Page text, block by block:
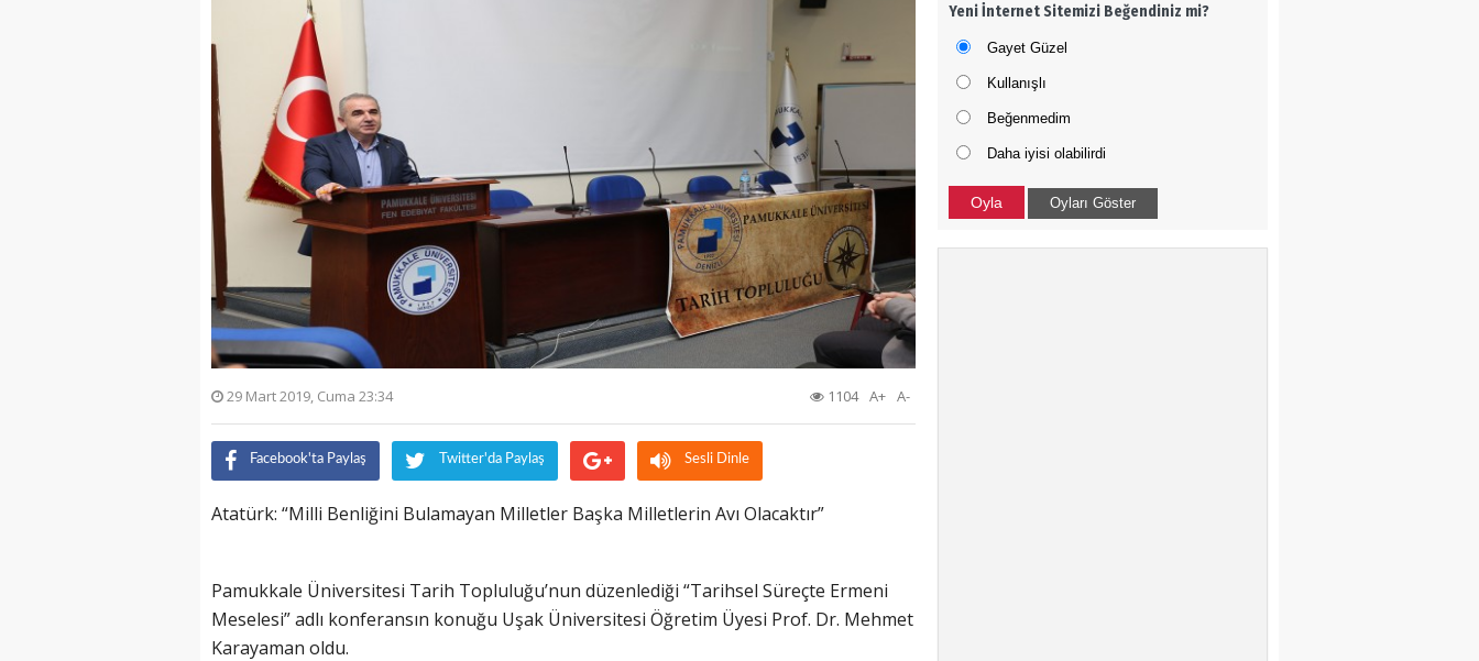
29 Mart 2019, Cuma 23:34 A-
A+
1104
Facebook'ta Paylaş Twitter'da Paylaş Sesli Dinle
Atatürk: “Milli Benliğini Bulamayan Milletler Başka Milletlerin Avı Olacaktır”
Pamukkale Üniversitesi Tarih Topluluğu’nun düzenlediği “Tarihsel Süreçte Ermeni
Meselesi” adlı konferansın konuğu Uşak Üniversitesi Öğretim Üyesi Prof. Dr. Mehmet
Karayaman oldu.
Dava adamı olmak
SİZİN ÇOÇUKLAR BU KEZ
BAŞARAMADI
Ali Tığ
Yeni İnternet Sitemizi Beğendiniz mi?
Gayet Güzel
Kullanışlı
Beğenmedim
Daha iyisi olabilirdi
Oyla Oyları Göster